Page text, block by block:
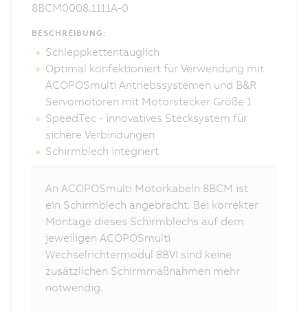
8BCM0008.1111A-0
BESCHREIBUNG:
Schleppkettentauglich
Optimal konfektioniert für Verwendung mit
ACOPOSmulti Antriebssystemen und B&R
Servomotoren mit Motorstecker Größe 1
SpeedTec - innovatives Stecksystem für
sichere Verbindungen
Schirmblech integriert
An ACOPOSmulti Motorkabeln 8BCM ist
ein Schirmblech angebracht. Bei korrekter
Montage dieses Schirmblechs auf dem
jeweiligen ACOPOSmulti
Wechselrichtermodul 8BVI sind keine
zusätzlichen Schirmmaßnahmen mehr
notwendig.